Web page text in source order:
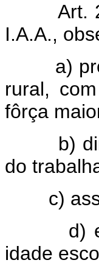
Art.
I.A.A.,
a)
rural,
fôrça
b)
do
c)
d)
idade